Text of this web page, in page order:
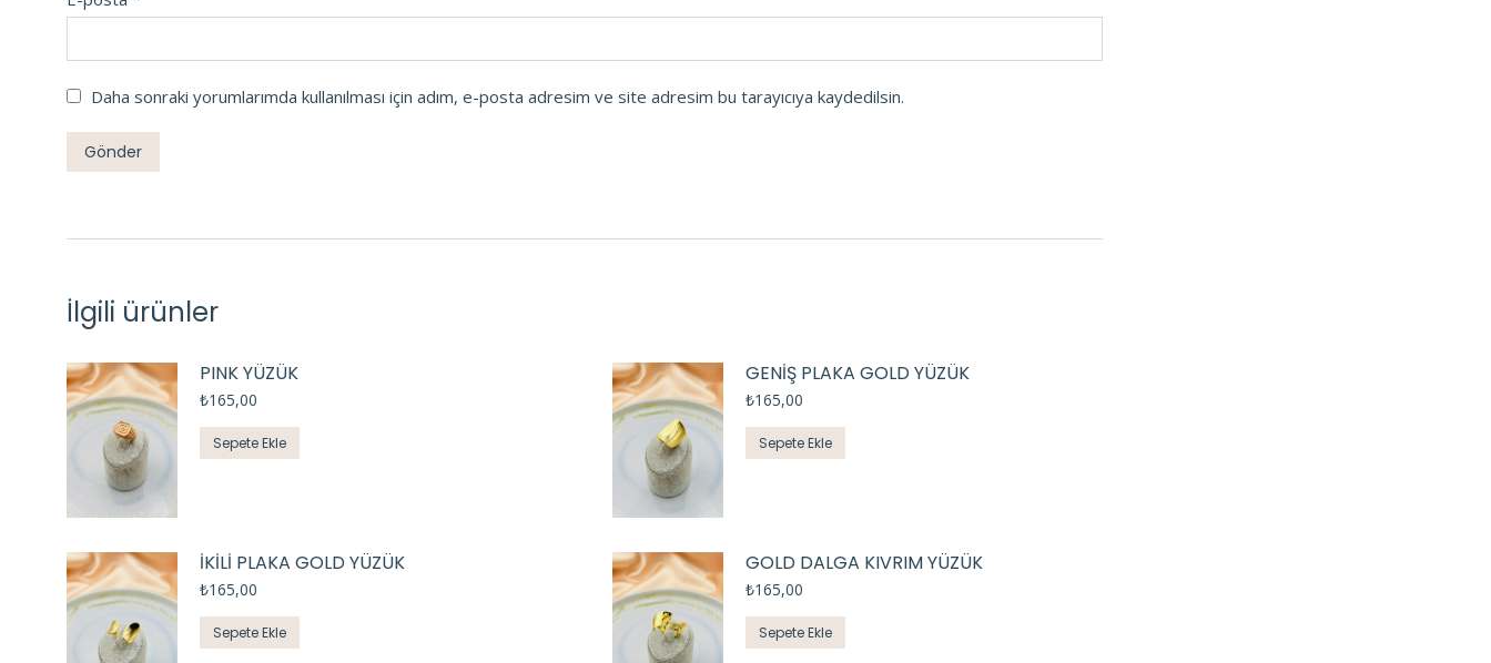
Daha sonraki yorumlarımda kullanılması için adım, e-posta adresim ve site adresim bu tarayıcıya kaydedilsin.
İlgili ürünler
PINK YÜZÜK
₺165,00
Sepete Ekle
GENİŞ PLAKA GOLD YÜZÜK
₺165,00
Sepete Ekle
İKİLİ PLAKA GOLD YÜZÜK
₺165,00
Sepete Ekle
GOLD DALGA KIVRIM YÜZÜK
₺165,00
Sepete Ekle